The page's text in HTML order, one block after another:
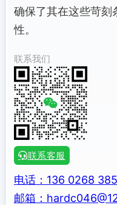
确保了其在这些苛刻
性。
联系我们
联系客服
电话：136 0268
邮箱：